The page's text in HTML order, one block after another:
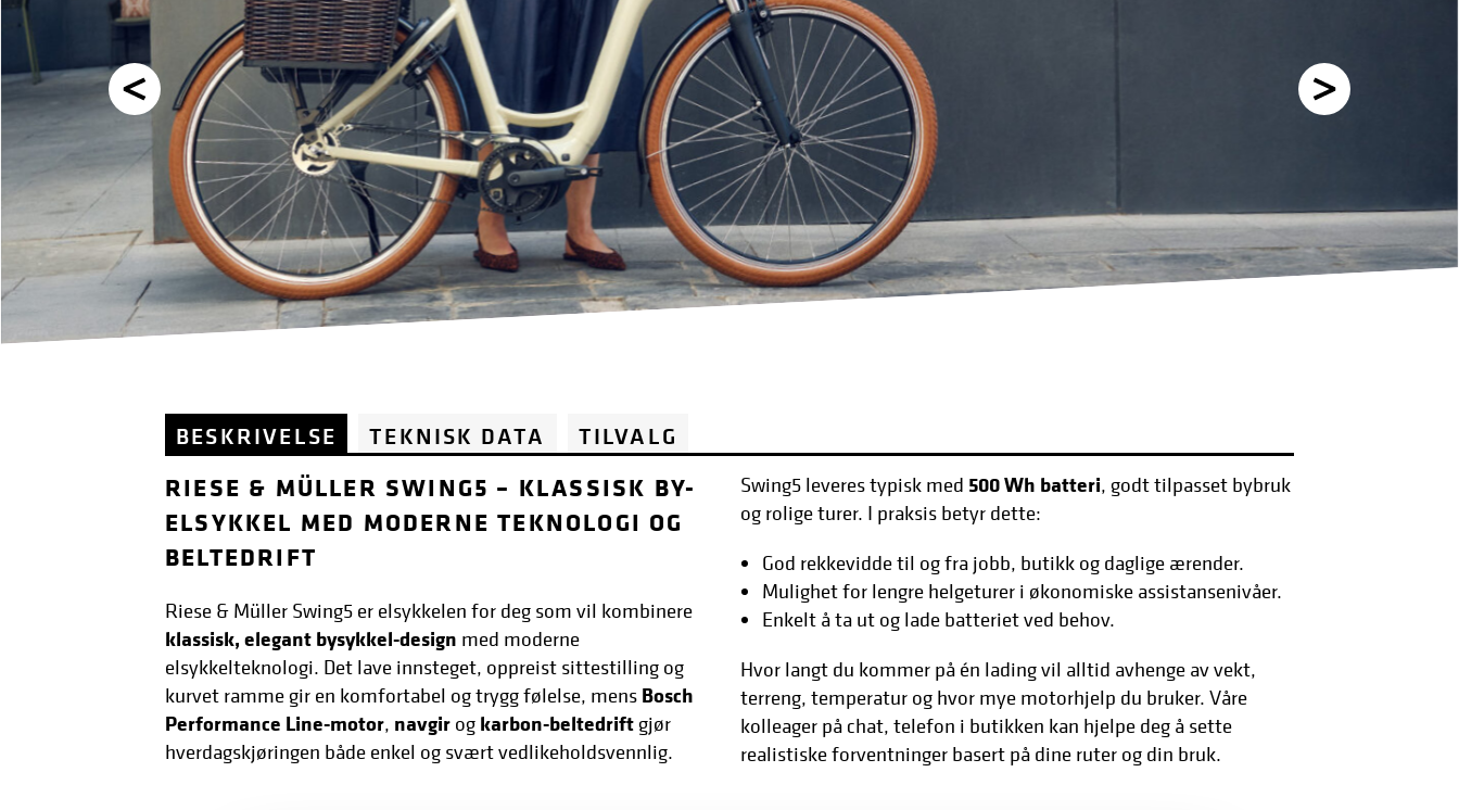
Previous
BESKRIVELSE TEKNISK DATA TILVALG
RIESE & MÜLLER SWING5 – KLASSISK BY-
ELSYKKEL MED MODERNE TEKNOLOGI OG
BELTEDRIFT
Riese & Müller Swing5 er elsykkelen for deg som vil kombinere
klassisk, elegant bysykkel-design med moderne
elsykkelteknologi. Det lave innsteget, oppreist sittestilling og
kurvet ramme gir en komfortabel og trygg følelse, mens Bosch
Performance Line-motor, navgir og karbon-beltedriftgjør
hverdagskjøringen både enkel og svært vedlikeholdsvennlig.
Swing5 leveres typisk med 500 Wh batteri, godt tilpasset bybruk
og rolige turer. I praksis betyr dette:
God rekkevidde til og fra jobb, butikk og daglige ærender.
Mulighet for lengre helgeturer i økonomiske assistansenivåer.
Enkelt å ta ut og lade batteriet ved behov.
Hvor langt du kommer på én lading vil alltid avhenge av vekt,
terreng, temperatur og hvor mye motorhjelp du bruker. Våre
kolleager på chat, telefon i butikken kan hjelpe deg å sette
realistiske forventninger basert på dine ruter og din bruk.